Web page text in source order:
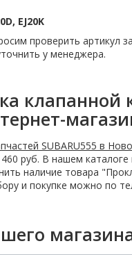
EJ20K
проверить артикул
у менеджера.
клапанной
SUBARU555 в
руб. В нашем
наличие товара
и покупке можно по